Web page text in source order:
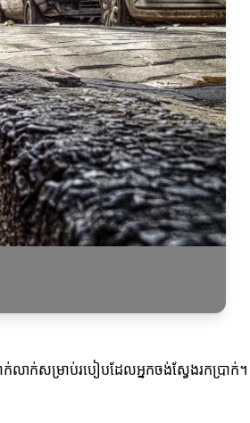
ាក់សម្រាប់របៀបដែលអ្នកចង់ស្វែងរកប្រាក់។